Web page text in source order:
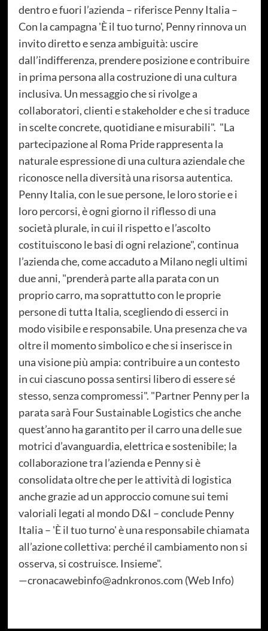
dentro e fuori l’azienda – riferisce Penny Italia –
Con la campagna 'È il tuo turno', Penny rinnova un
invito diretto e senza ambiguità: uscire
dall’indifferenza, prendere posizione e contribuire
in prima persona alla costruzione di una cultura
inclusiva. Un messaggio che si rivolge a
collaboratori, clienti e stakeholder e che si traduce
in scelte concrete, quotidiane e misurabili". "La
partecipazione al Roma Pride rappresenta la
naturale espressione di una cultura aziendale che
riconosce nella diversità una risorsa autentica.
Penny Italia, con le sue persone, le loro storie e i
loro percorsi, è ogni giorno il riflesso di una
società plurale, in cui il rispetto e l’ascolto
costituiscono le basi di ogni relazione", continua
l’azienda che, come accaduto a Milano negli ultimi
due anni, "prenderà parte alla parata con un
proprio carro, ma soprattutto con le proprie
persone di tutta Italia, scegliendo di esserci in
modo visibile e responsabile. Una presenza che va
oltre il momento simbolico e che si inserisce in
una visione più ampia: contribuire a un contesto
in cui ciascuno possa sentirsi libero di essere sé
stesso, senza compromessi". "Partner Penny per la
parata sarà Four Sustainable Logistics che anche
quest’anno ha garantito per il carro una delle sue
motrici d’avanguardia, elettrica e sostenibile; la
collaborazione tra l’azienda e Penny si è
consolidata oltre che per le attività di logistica
anche grazie ad un approccio comune sui temi
valoriali legati al mondo D&I – conclude Penny
Italia – 'È il tuo turno' è una responsabile chiamata
all’azione collettiva: perché il cambiamento non si
osserva, si costruisce. Insieme".
—cronacawebinfo@adnkronos.com (Web Info)